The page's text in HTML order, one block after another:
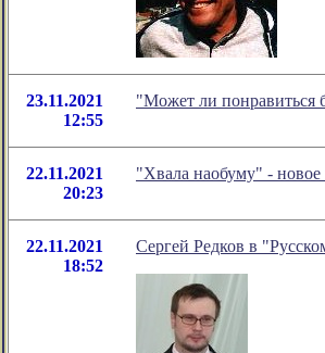
23.11.2021
12:55
"Может ли понравиться
22.11.2021
20:23
"Хвала наобуму" -
22.11.2021
18:52
Сергей Редков в